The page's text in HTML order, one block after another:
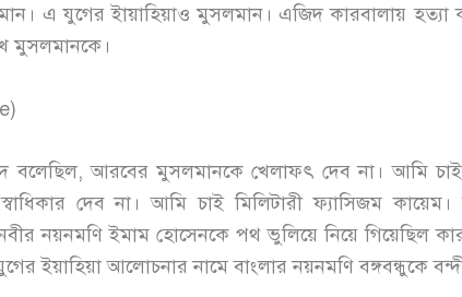
এ যুগের ইায়াহিয়াও মুসলমান। এজিদ কারবালায় হত্যা
মুসলমানকে।
বলেছিল, আরবের মুসলমানকে খেলাফৎ দেব না। আমি চাই
দেব না। আমি চাই মিলিটারী ফ্যাসিজম
নয়নমণি ইমাম হোসেনকে পথ ভুলিয়ে নিয়ে গিয়েছিল
ইয়াহিয়া আলোচনার নামে বাংলার নয়নমণি বঙ্গবন্ধুকে